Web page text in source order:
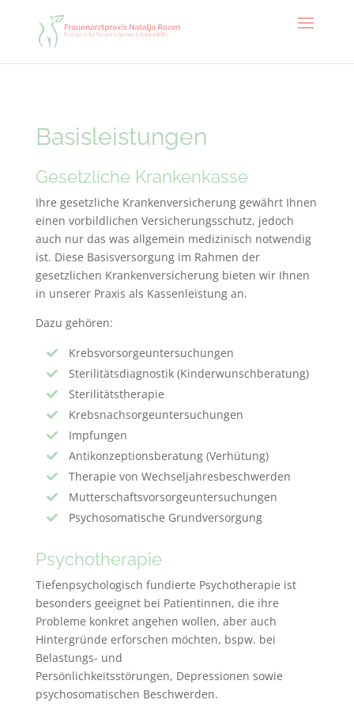
Basisleistungen
Gesetzliche Krankenkasse
Ihre gesetzliche Krankenversicherung gewährt Ihnen
einen vorbildlichen Versicherungsschutz, jedoch
auch nur das was allgemein medizinisch notwendig
ist. Diese Basisversorgung im Rahmen der
gesetzlichen Krankenversicherung bieten wir Ihnen
in unserer Praxis als Kassenleistung an.
Dazu gehören:
Krebsvorsorgeuntersuchungen
Sterilitätsdiagnostik (Kinderwunschberatung)
Sterilitätstherapie
Krebsnachsorgeuntersuchungen
Impfungen
Antikonzeptionsberatung (Verhütung)
Therapie von Wechseljahresbeschwerden
Mutterschaftsvorsorgeuntersuchungen
Psychosomatische Grundversorgung
Psychotherapie
Tiefenpsychologisch fundierte Psychotherapie ist
besonders geeignet bei Patientinnen, die ihre
Probleme konkret angehen wollen, aber auch
Hintergründe erforschen möchten, bspw. bei
Belastungs- und
Persönlichkeitsstörungen, Depressionen sowie
psychosomatischen Beschwerden.